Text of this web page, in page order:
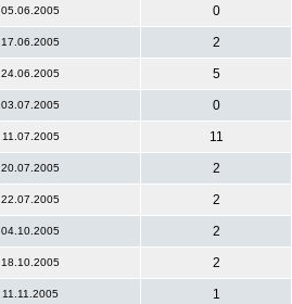
05.06.2005 0
17.06.2005 2
24.06.2005 5
03.07.2005 0
11.07.2005 11
20.07.2005 2
22.07.2005 2
04.10.2005 2
18.10.2005 2
11.11.2005 1